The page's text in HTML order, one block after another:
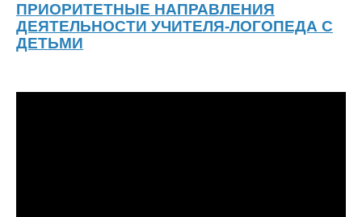
ПРИОРИТЕТНЫЕ НАПРАВЛЕНИЯ
ДЕЯТЕЛЬНОСТИ УЧИТЕЛЯ-ЛОГОПЕДА С
ДЕТЬМИ